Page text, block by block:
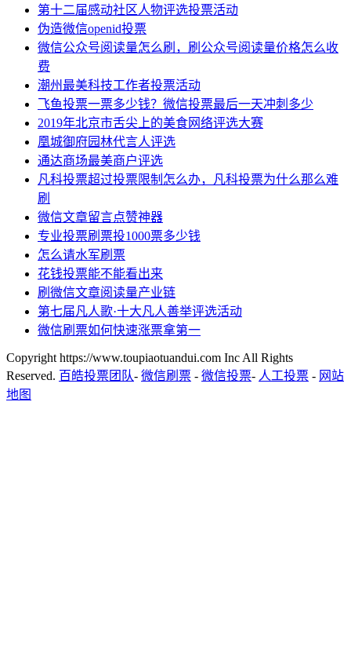
第十二届感动社区人物评选投票活动
伪造微信openid投票
微信公众号阅读量怎么刷，刷公众号阅读量价格怎么收
费
潮州最美科技工作者投票活动
飞鱼投票一票多少钱？微信投票最后一天冲刺多少
2019年北京市舌尖上的美食网络评选大赛
凰城御府园林代言人评选
通达商场最美商户评选
凡科投票超过投票限制怎么办，凡科投票为什么那么难
刷
微信文章留言点赞神器
专业投票刷票投1000票多少钱
怎么请水军刷票
花钱投票能不能看出来
刷微信文章阅读量产业链
第七届凡人歌·十大凡人善举评选活动
微信刷票如何快速涨票拿第一
Copyright https://www.toupiaotuandui.com Inc All Rights
Reserved. 百皓投票团队- 微信刷票 - 微信投票- 人工投票 - 网站
地图